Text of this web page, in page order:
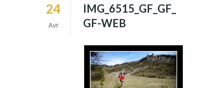
24
Avr
IMG_6515_GF_GF_
GF-WEB